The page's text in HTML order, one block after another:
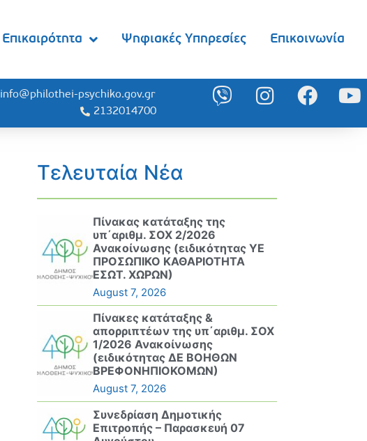
Επικαιρότητα Ψηφιακές Υπηρεσίες Επικοινωνία
info@philothei-psychiko.gov.gr
2132014700
Τελευταία Νέα
Πίνακας κατάταξης της
υπ΄αριθμ. ΣΟΧ 2/2026
Ανακοίνωσης (ειδικότητας ΥΕ
ΠΡΟΣΩΠΙΚΟ ΚΑΘΑΡΙΟΤΗΤΑ
ΕΣΩΤ. ΧΩΡΩΝ)
August 7, 2026
Πίνακες κατάταξης &
απορριπτέων της υπ΄αριθμ. ΣΟΧ
1/2026 Ανακοίνωσης
(ειδικότητας ΔΕ ΒΟΗΘΩΝ
ΒΡΕΦΟΝΗΠΙΟΚΟΜΩΝ)
August 7, 2026
Συνεδρίαση Δημοτικής
Επιτροπής – Παρασκευή 07